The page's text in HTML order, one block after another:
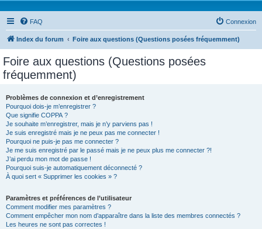
FAQ Connexion
Index du forum Foire aux questions (Questions posées fréquemment)
Foire aux questions (Questions posées
fréquemment)
Problèmes de connexion et d’enregistrement
Pourquoi dois-je m’enregistrer ?
Que signifie COPPA ?
Je souhaite m’enregistrer, mais je n’y parviens pas !
Je suis enregistré mais je ne peux pas me connecter !
Pourquoi ne puis-je pas me connecter ?
Je me suis enregistré par le passé mais je ne peux plus me connecter ?!
J’ai perdu mon mot de passe !
Pourquoi suis-je automatiquement déconnecté ?
À quoi sert « Supprimer les cookies » ?
Paramètres et préférences de l’utilisateur
Comment modifier mes paramètres ?
Comment empêcher mon nom d’apparaître dans la liste des membres connectés ?
Les heures ne sont pas correctes !